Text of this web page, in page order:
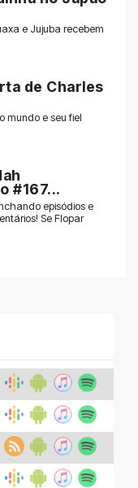
e Jujuba recebem
de Charles
mundo e seu fiel
#167...
episódios e
Se Flopar